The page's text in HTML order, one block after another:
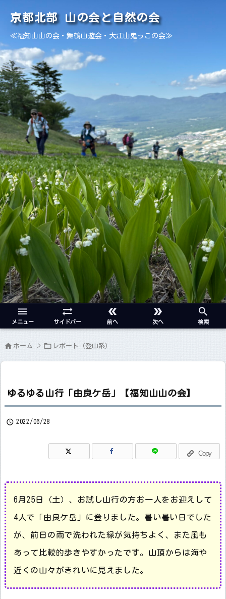
京都北部 山の会と自然の会
≪福知山山の会・舞鶴山遊会・大江山鬼っこの会≫

メニュー

サイドバー

前へ

次へ

検索
 ホーム >  レポート（登山系）
ゆるゆる山行「由良ケ岳」【福知山山の会】
 2022/06/28
Copy
6月25日（土）、お試し山行の方お一人をお迎えして
4人で「由良ケ岳」に登りました。暑い暑い日でした
が、前日の雨で洗われた緑が気持ちよく、また風も
あって比較的歩きやすかったです。山頂からは海や
近くの山々がきれいに見えました。